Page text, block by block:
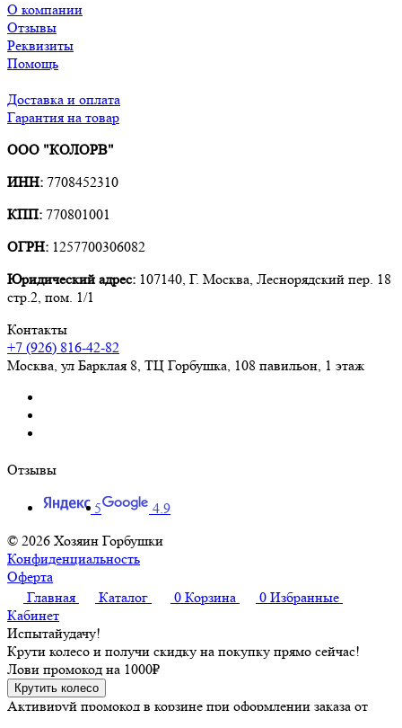
О компании
Отзывы
Реквизиты
Помощь
Доставка и оплата
Гарантия на товар
ООО "КОЛОРВ"
ИНН: 7708452310
КПП: 770801001
ОГРН: 1257700306082
Юридический адрес: 107140, Г. Москва, Леснорядский пер. 18
стр.2, пом. 1/1
Контакты
+7 (926) 816-42-82
Москва, ул Барклая 8, ТЦ Горбушка, 108 павильон, 1 этаж
Отзывы
5
4.9
© 2026 Хозяин Горбушки
Конфиденциальность
Оферта
Главная
Каталог 0 Корзина 0 Избранные
Кабинет
Испытайудачу!
Крути колесо и получи скидку на покупку прямо сейчас!
Лови промокод на 1000₽
Крутить колесо
Активируй промокод в корзине при оформлении заказа от